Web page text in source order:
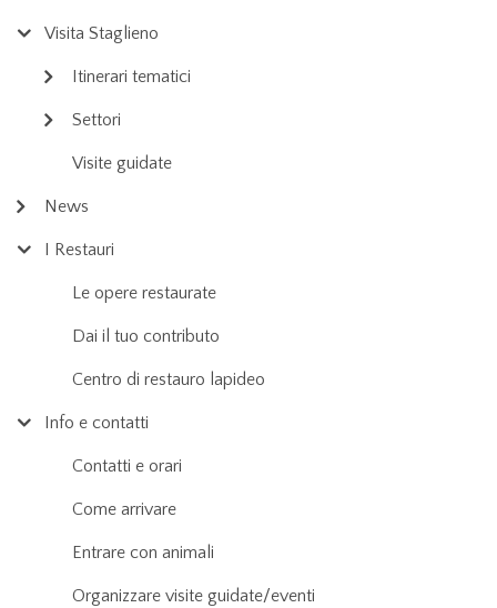
Visita Staglieno
Itinerari tematici
Settori
Visite guidate
News
I Restauri
Le opere restaurate
Dai il tuo contributo
Centro di restauro lapideo
Info e contatti
Contatti e orari
Come arrivare
Entrare con animali
Organizzare visite guidate/eventi